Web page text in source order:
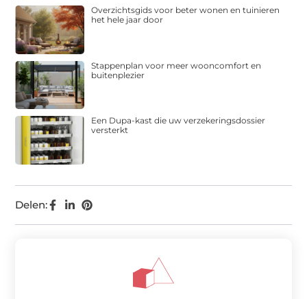
Delen:
Overzichtsgids voor beter wonen en tuinieren
het hele jaar door
Stappenplan voor meer wooncomfort en
buitenplezier
Een Dupa-kast die uw verzekeringsdossier
versterkt